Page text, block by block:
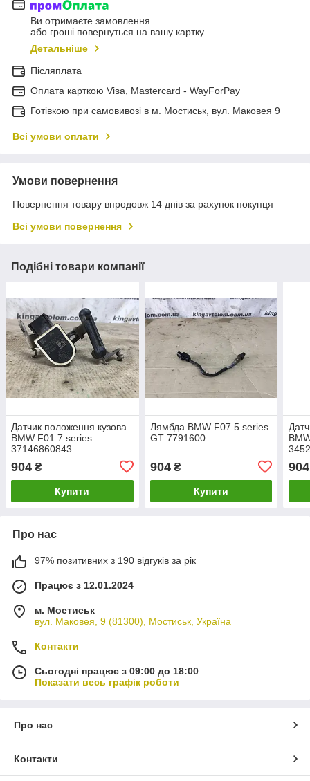
Ви отримаєте замовлення
або гроші повернуться на вашу картку
Детальніше
Післяплата
Оплата карткою Visa, Mastercard - WayForPay
Готівкою при самовивозі в м. Мостиськ, вул. Маковея 9
Всі умови оплати
Умови повернення
Повернення товару впродовж 14 днів за рахунок покупця
Всі умови повернення
Подібні товари компанії
Датчик положення кузова
BMW F01 7 series
37146860843
904 ₴
Купити
Лямбда BMW F07 5 series
GT 7791600
904₴
Купити
904
Про нас
97% позитивних з 190 відгуків за рік
Працює з 12.01.2024
м. Мостиськ
вул. Маковея, 9 (81300), Мостиськ, Україна
Контакти
Сьогодні працює з 09:00 до 18:00
Показати весь графік роботи
Про нас
Контакти